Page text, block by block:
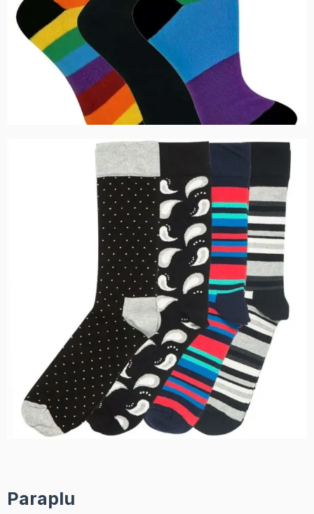
Paraplu